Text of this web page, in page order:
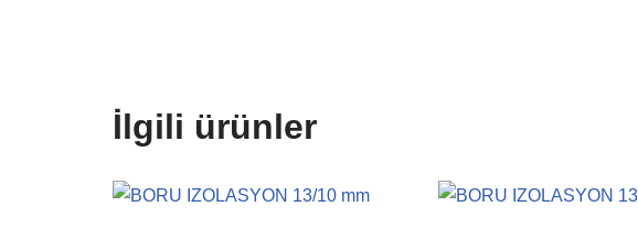
İlgili ürünler